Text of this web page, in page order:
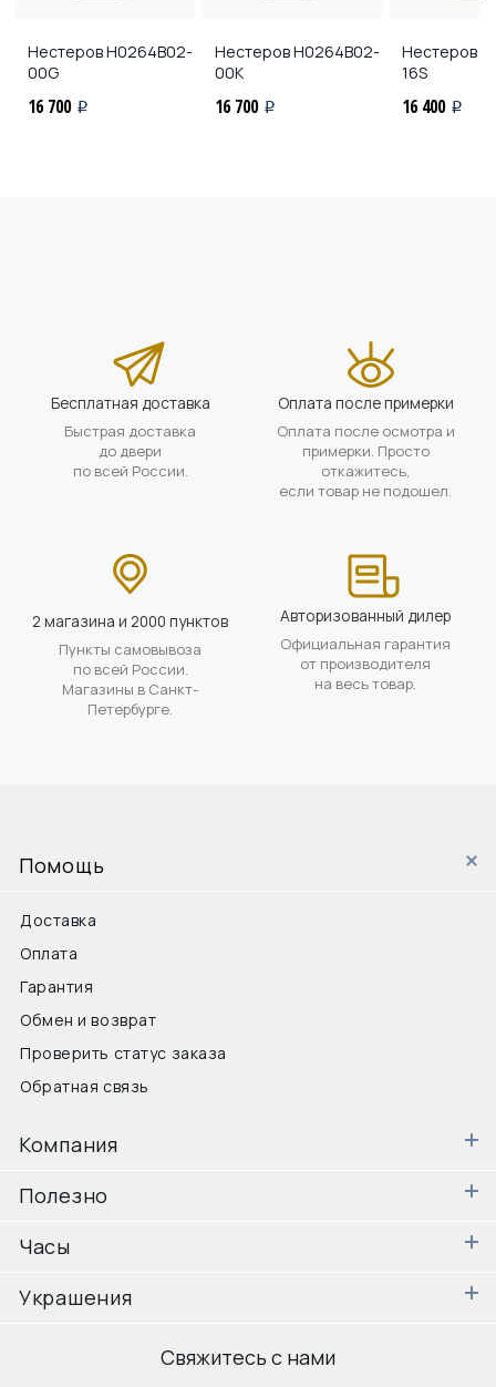
НестеровH0264B02-
00G
16 700 i
НестеровH0264B02-
00K
16 700 i
Нестеров
16S
16 400 i
Бесплатная доставка
Быстрая доставка
до двери
по всей России.
Оплата после примерки
Оплата после осмотра и
примерки. Просто
откажитесь,
если товар не подошел.
2 магазина и 2000 пунктов
Пункты самовывоза
по всей России.
Магазины в Санкт-
Петербурге.
Авторизованный дилер
Официальная гарантия
от производителя
на весь товар.
Помощь
Доставка
Оплата
Гарантия
Обмен и возврат
Проверить статус заказа
Обратная связь
Компания
Полезно
Часы
Украшения
Свяжитесь с нами